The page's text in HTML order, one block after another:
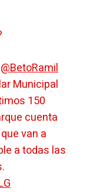
@BetoRamil
Municipal
150
cuenta
van a
a todas las